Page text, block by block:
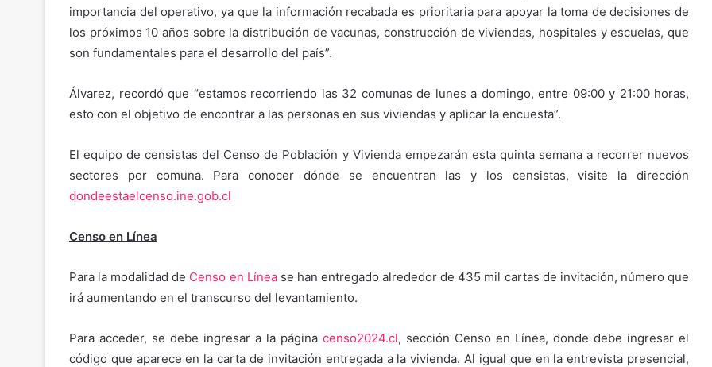
importancia del operativo, ya que la información recabada es prioritaria para apoyar la toma de decisiones de
los próximos 10 años sobre la distribución de vacunas, construcción de viviendas, hospitales y escuelas, que
son fundamentales para el desarrollo del país”.
Álvarez, recordó que “estamos recorriendo las 32 comunas de lunes a domingo, entre 09:00 y 21:00 horas,
esto con el objetivo de encontrar a las personas en sus viviendas y aplicar la encuesta”.
El equipo de censistas del Censo de Población y Vivienda empezarán esta quinta semana a recorrer nuevos
sectores por comuna. Para conocer dónde se encuentran las y los censistas, visite la dirección
dondeestaelcenso.ine.gob.cl
Censo en Línea
Para la modalidad de Censo en Línease han entregado alrededor de 435 mil cartas de invitación, número que
irá aumentando en el transcurso del levantamiento.
Para acceder, se debe ingresar a la página censo2024.cl, sección Censo en Línea, donde debe ingresar el
código que aparece en la carta de invitación entregada a la vivienda. Al igual que en la entrevista presencial,